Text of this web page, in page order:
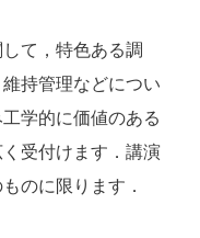
て，特色ある調
持管理などについ
学的に価値のある
受付けます．講演
のに限ります．